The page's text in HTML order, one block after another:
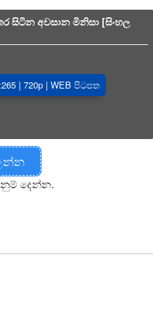
සිටින අවසාන මිනිසා [සිංහල
| 720p | WEB පිටපත
දෙන්න.